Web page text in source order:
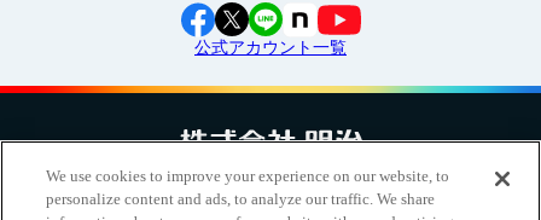
公式アカウント一覧
お問い合わせサイトマップ個人情報保護について電子公告
We use cookies to improve your experience on our website, to
personalize content and ads, to analyze our traffic. We share